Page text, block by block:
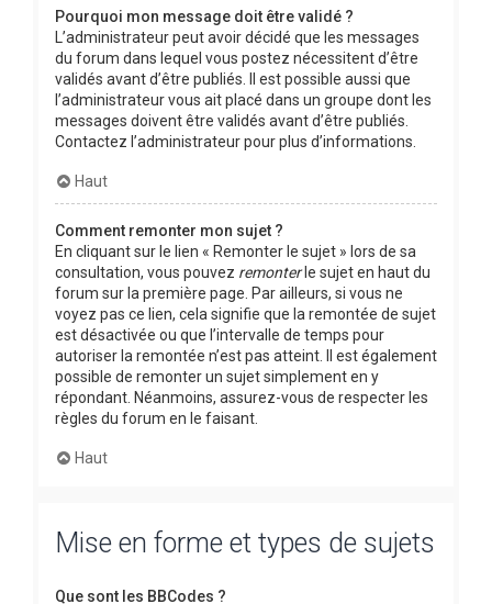
Pourquoi mon message doit être validé ?
L’administrateur peut avoir décidé que les messages
du forum dans lequel vous postez nécessitent d’être
validés avant d’être publiés. Il est possible aussi que
l’administrateur vous ait placé dans un groupe dont les
messages doivent être validés avant d’être publiés.
Contactez l’administrateur pour plus d’informations.
Haut
Comment remonter mon sujet ?
En cliquant sur le lien « Remonter le sujet » lors de sa
consultation, vous pouvez remonterle sujet en haut du
forum sur la première page. Par ailleurs, si vous ne
voyez pas ce lien, cela signifie que la remontée de sujet
est désactivée ou que l’intervalle de temps pour
autoriser la remontée n’est pas atteint. Il est également
possible de remonter un sujet simplement en y
répondant. Néanmoins, assurez-vous de respecter les
règles du forum en le faisant.
Haut
Mise en forme et types de sujets
Que sont les BBCodes ?